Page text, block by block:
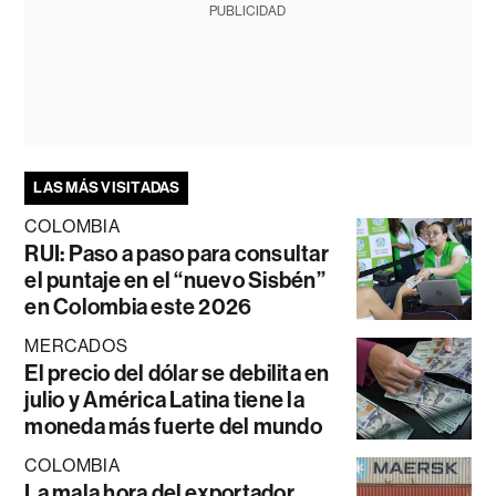
PUBLICIDAD
LAS MÁS VISITADAS
COLOMBIA
RUI: Paso a paso para consultar
el puntaje en el “nuevo Sisbén”
en Colombia este 2026
MERCADOS
El precio del dólar se debilita en
julio y América Latina tiene la
moneda más fuerte del mundo
COLOMBIA